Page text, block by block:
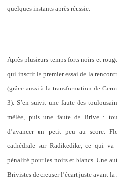
quelques instants après réussie.
Après plusieurs temps forts noirs et
qui inscrit le premier essai de la
(grâce aussi à la transformation de
3). S’en suivit une faute des
mêlée, puis une faute de Brive :
d’avancer un petit peu au score.
cathédrale sur Radikedike, ce qui
pénalité pour les noirs et blancs. Une
Brivistes de creuser l’écart juste avant